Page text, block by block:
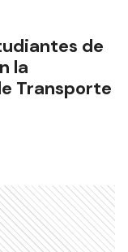
de
la
Transporte